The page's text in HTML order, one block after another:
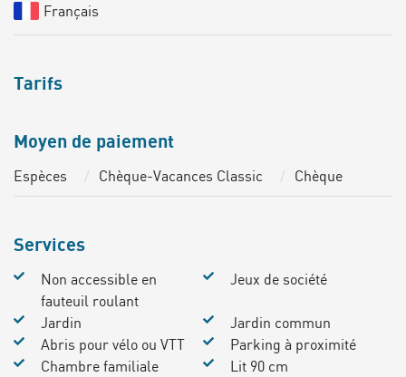
Français
Tarifs
Moyen de paiement
Espèces Chèque-Vacances Classic Chèque
Services
Non accessible en
fauteuil roulant
Jeux de société
Jardin
Jardin commun
Abris pour vélo ou VTT
Parking à proximité
Chambre familiale
Lit 90 cm